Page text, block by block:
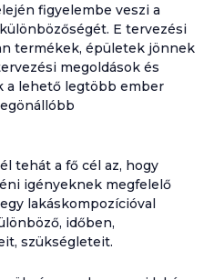
figyelembe veszi a
E tervezési
termékek, épületek jönnek
megoldások és
a lehető legtöbb ember
tehát a fő cél az, hogy
igényeknek megfelelő
lakáskompozícióval
időben,
szükségleteit.